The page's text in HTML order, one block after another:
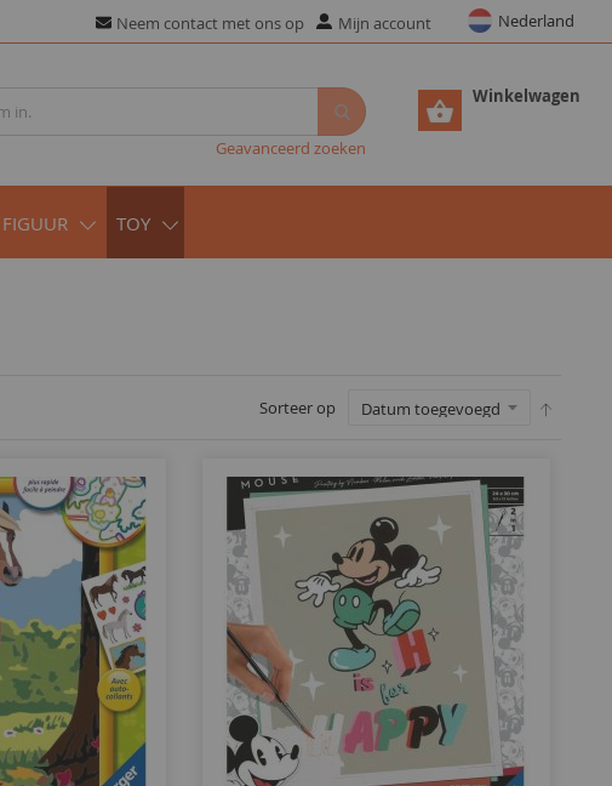
Neem contact met ons op Mijn account Nederland
Winkelwagen
Geavanceerd zoeken
FIGUUR TOY
Sorteer op